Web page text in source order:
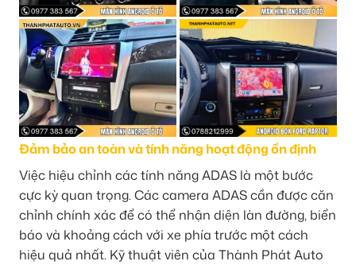
Đảm bảo an toàn và tính năng hoạt động ổn định
Việc hiệu chỉnh các tính năng ADAS là một bước
cực kỳ quan trọng. Các camera ADAS cần được căn
chỉnh chính xác để có thể nhận diện làn đường, biển
báo và khoảng cách với xe phía trước một cách
hiệu quả nhất. Kỹ thuật viên của Thành Phát Auto